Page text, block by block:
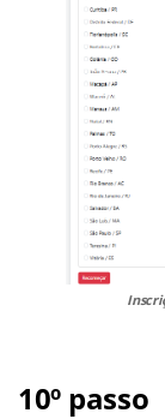
10º passo